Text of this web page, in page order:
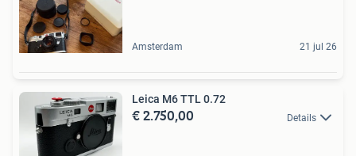
Amsterdam 21 jul 26
Leica M6 TTL 0.72
€ 2.750,00 Details